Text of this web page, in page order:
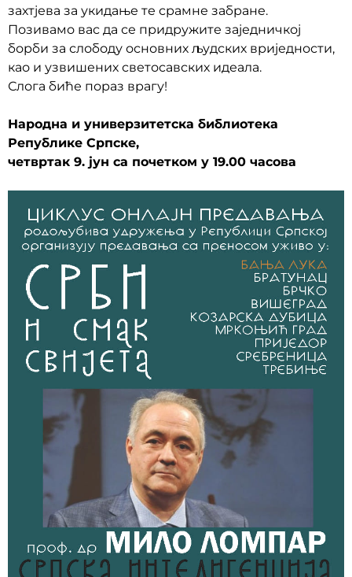
захтјева за укидање те срамне забране.
Позивамо вас да се придружите заједничкој
борби за слободу основних људских вриједности,
као и узвишених светосавских идеала.
Слога биће пораз врагу!
Народна и универзитетска библиотека
Републике Српске,
четвртак 9. јун са почетком у 19.00 часова